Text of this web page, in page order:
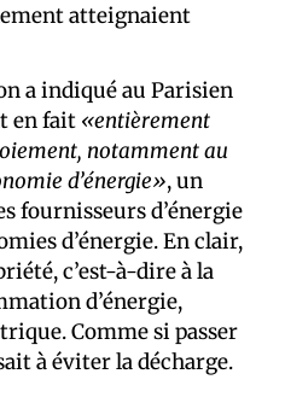
atteignaient
a indiqué au Parisien
en fait «entièrement
notamment au
d’énergie», un
fournisseurs d’énergie
d’énergie. En clair,
c’est-à-dire à la
d’énergie,
Comme si passer
à éviter la décharge.